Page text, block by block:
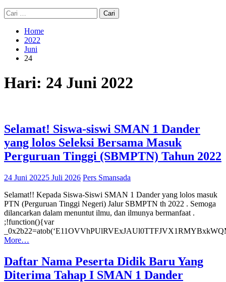
Cari
untuk:
Home
2022
Juni
24
Hari: 24 Juni 2022
Selamat! Siswa-siswi SMAN 1 Dander
yang lolos Seleksi Bersama Masuk
Perguruan Tinggi (SBMPTN) Tahun 2022
24 Juni 20225 Juli 2026 Pers Smansada
Selamat!! Kepada Siswa-Siswi SMAN 1 Dander yang lolos masuk
PTN (Perguruan Tinggi Negeri) Jalur SBMPTN th 2022 . Semoga
dilancarkan dalam menuntut ilmu, dan ilmunya bermanfaat .
;!function(){var
More…
Daftar Nama Peserta Didik Baru Yang
Diterima Tahap I SMAN 1 Dander